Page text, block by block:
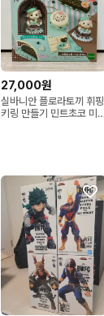
27,000원
실바니안 플로라토끼 휘핑
키링 만들기 민트초코 미